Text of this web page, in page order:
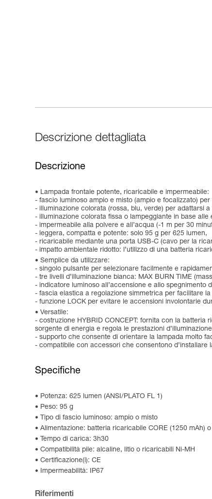
Descrizione dettagliata
Descrizione
Lampada frontale potente, ricaricabile e impermeabile:
- fascio luminoso ampio e misto (ampio e focalizzato)
- illuminazione colorata (rossa, blu, verde) per adattarsi a
- illuminazione colorata fissa o lampeggiante in base alle
- impermeabile alla polvere e all’acqua (-1 m per 30
- leggera, compatta e potente: solo 95 g per 625 lumen,
- ricaricabile mediante una porta USB-C (cavo per la
- impatto ambientale ridotto: l’utilizzo di una batteria
Semplice da utilizzare:
- singolo pulsante per selezionare facilmente e
- tre livelli d’illuminazione bianca: MAX BURN TIME
- indicatore luminoso all’accensione e allo spegnimento
- fascia elastica a regolazione simmetrica per facilitare
- funzione LOCK per evitare le accensioni involontarie
Versatile:
- costruzione HYBRID CONCEPT: fornita con la
sorgente di energia e regola le prestazioni
- supporto che consente di orientare la lampada molto
- compatibile con accessori che consentono d’installare
Specifiche
Potenza: 625 lumen (ANSI/PLATO FL 1)
Peso: 95 g
Tipo di fascio luminoso: ampio o misto
Alimentazione: batteria ricaricabile CORE (1250 mAh)
Tempo di carica: 3h30
Compatibilità pile: alcaline, litio o ricaricabili Ni-MH
Certificazione(i): CE
Impermeabilità: IP67
Riferimenti